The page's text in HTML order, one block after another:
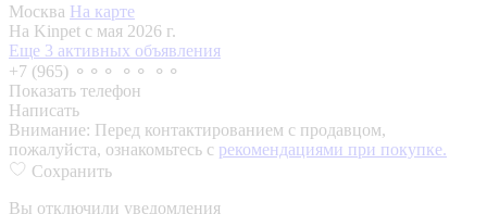
Москва На карте
На Kinpet c мая 2026 г.
Еще 3 активных объявления
+7 (965) ⚬⚬⚬ ⚬⚬ ⚬⚬
Показать телефон
Написать
Внимание: Перед контактированием с продавцом,
пожалуйста, ознакомьтесь с рекомендациями при покупке.
Сохранить
Вы отключили уведомления